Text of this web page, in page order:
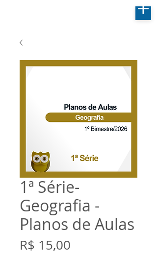
1ª Série-
Geografia -
Planos de Aulas
R$ 15,00